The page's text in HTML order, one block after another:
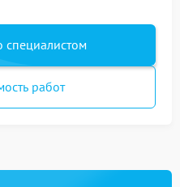
специалистом
работ